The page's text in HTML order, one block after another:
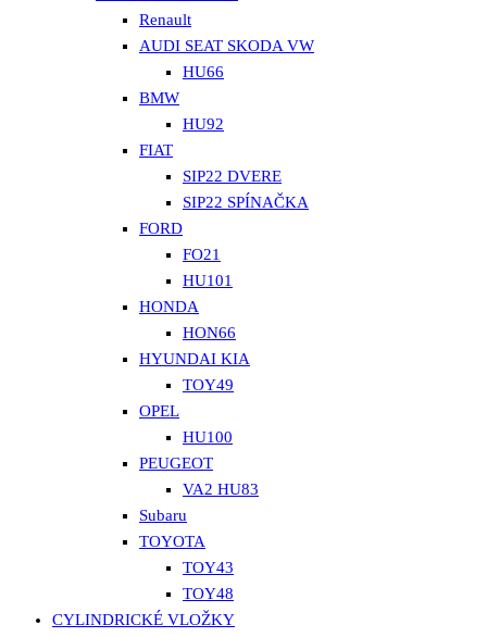
Renault
AUDI SEAT SKODA VW
HU66
BMW
HU92
FIAT
SIP22 DVERE
SIP22 SPÍNAČKA
FORD
FO21
HU101
HONDA
HON66
HYUNDAI KIA
TOY49
OPEL
HU100
PEUGEOT
VA2 HU83
Subaru
TOYOTA
TOY43
TOY48
CYLINDRICKÉ VLOŽKY